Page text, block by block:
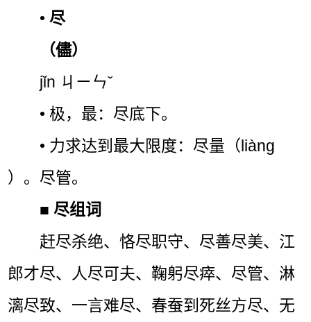
•尽
（儘）
jǐn ㄐㄧㄣˇ
• 极，最：尽底下。
• 力求达到最大限度：尽量（liàng
）。尽管。
■尽组词
赶尽杀绝、恪尽职守、尽善尽美、江
郎才尽、人尽可夫、鞠躬尽瘁、尽管、淋
漓尽致、一言难尽、春蚕到死丝方尽、无